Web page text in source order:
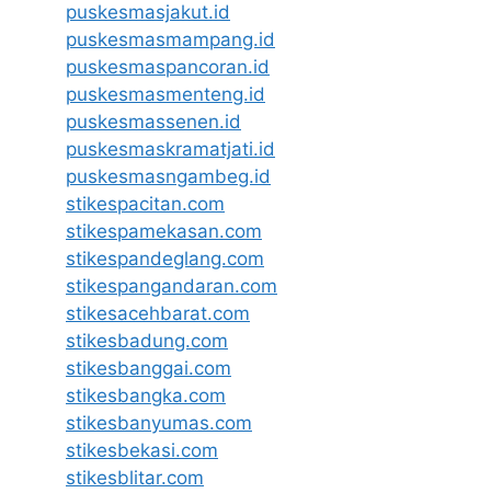
puskesmasjakut.id
puskesmasmampang.id
puskesmaspancoran.id
puskesmasmenteng.id
puskesmassenen.id
puskesmaskramatjati.id
puskesmasngambeg.id
stikespacitan.com
stikespamekasan.com
stikespandeglang.com
stikespangandaran.com
stikesacehbarat.com
stikesbadung.com
stikesbanggai.com
stikesbangka.com
stikesbanyumas.com
stikesbekasi.com
stikesblitar.com